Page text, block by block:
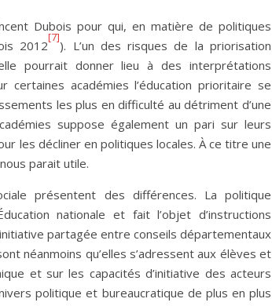
Dubois pour qui, en matière de politiques
2012
[7]
). L’un des risques de la priorisation
pourrait donner lieu à des interprétations
académies l’éducation prioritaire se
les plus en difficulté au détriment d’une
suppose également un pari sur leurs
les décliner en politiques locales. À ce titre une
parait utile.
présentent des différences. La politique
nationale et fait l’objet d’instructions
partagée entre conseils départementaux
néanmoins qu’elles s’adressent aux élèves et
et sur les capacités d’initiative des acteurs
politique et bureaucratique de plus en plus